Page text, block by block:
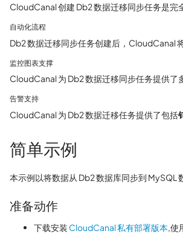
CloudCanal 创建 Db2 数据迁移同步任务是完
自动化流程
Db2 数据迁移同步任务创建后，CloudCanal
监控图表支撑
CloudCanal 为 Db2 数据迁移同步任务提供了
告警支持
CloudCanal 为 Db2 数据迁移任务提供了包括
简单示例
本示例以将数据从 Db2 数据库同步到
准备动作
下载安装 CloudCanal 私有部署版本,使